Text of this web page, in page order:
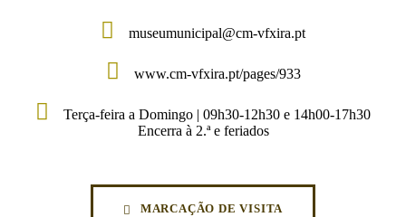
museumunicipal@cm-vfxira.pt
www.cm-vfxira.pt/pages/933
Terça-feira a Domingo | 09h30-12h30 e 14h00-17h30
Encerra à 2.ª e feriados
MARCAÇÃO DE VISITA